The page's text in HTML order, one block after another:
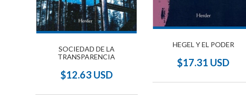
SOCIEDAD DE LA
TRANSPARENCIA
$12.63 USD
HEGEL Y EL PODER
$17.31 USD